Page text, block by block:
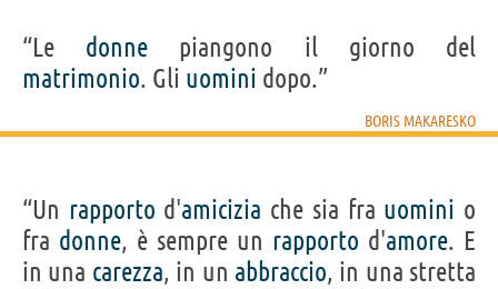
“Le donne piangono il giorno del
matrimonio. Gli uomini dopo.”
BORIS MAKARESKO
“Un rapporto d'amicizia che sia fra uomini o
fra donne, è sempre un rapporto d'amore. E
in una carezza, in un abbraccio, in una stretta